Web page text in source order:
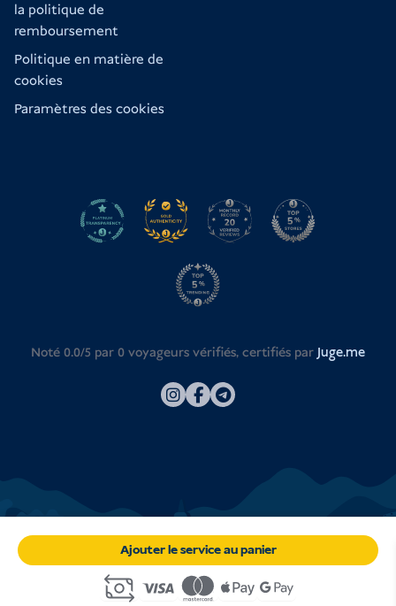
Ajouter le service au panier
la politique de
remboursement
Politique en matière de
cookies
Paramètres des cookies
Noté 0.0/5 par 0 voyageurs vérifiés, certifiés parJuge.me
© 2026 Visa Indonésie